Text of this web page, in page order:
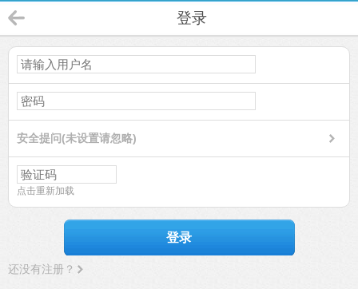
登录
安全提问(未设置请忽略)
点击重新加载
登录
还没有注册？